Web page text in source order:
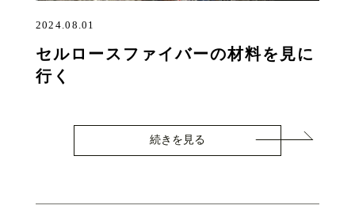
2024.08.01
セルロースファイバーの材料を見に
行く
続きを見る